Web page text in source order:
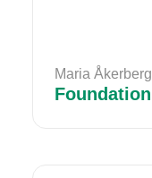
Maria Åkerberg
Foundation